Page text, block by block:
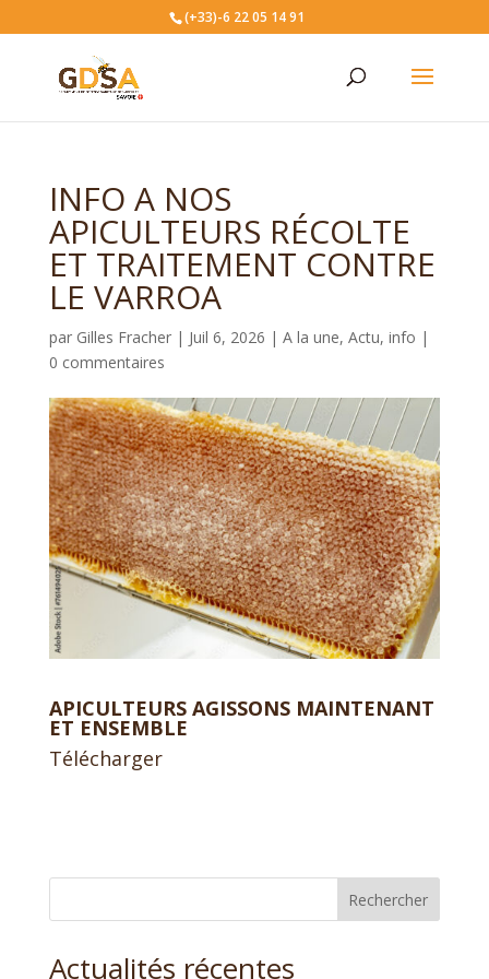
(+33)-6 22 05 14 91
INFO A NOS
APICULTEURS RÉCOLTE
ET TRAITEMENT CONTRE
LE VARROA
par Gilles Fracher| Juil 6, 2026 | A la une, Actu, info |
0 commentaires
APICULTEURS AGISSONS MAINTENANT
ET ENSEMBLE
Télécharger
Rechercher
Actualités récentes